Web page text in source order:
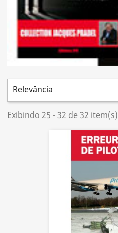
Relevância
Exibindo 25 - 32 de 32 item(s)